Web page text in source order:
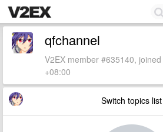
qfchannel
V2EX member #635140,
+08:00
Switch topics list